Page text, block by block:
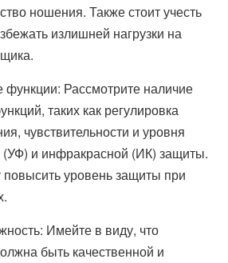
ношения. Также стоит учесть
излишней нагрузки на
Рассмотрите наличие
таких как регулировка
чувствительности и уровня
(УФ) и инфракрасной (ИК) защиты.
уровень защиты при
Имейте в виду, что
быть качественной и